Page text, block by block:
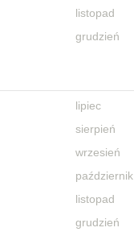
listopad
grudzień
lipiec
sierpień
wrzesień
październik
listopad
grudzień